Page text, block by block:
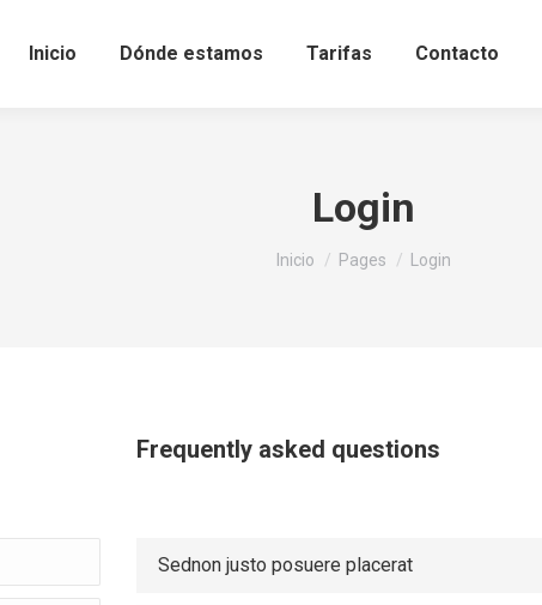
Inicio Dónde estamos Tarifas Contacto
Login
Estás aquí:
Inicio Pages Login
Frequently asked questions
Sednon justo posuere placerat